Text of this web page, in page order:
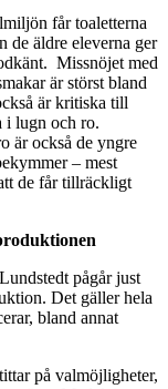
får toaletterna
de äldre eleverna ger
Missnöjet med
är störst bland
är kritiska till
i lugn och ro.
är också de yngre
– mest
de får tillräckligt
pågår just
Det gäller hela
bland annat
på valmöjligheter,